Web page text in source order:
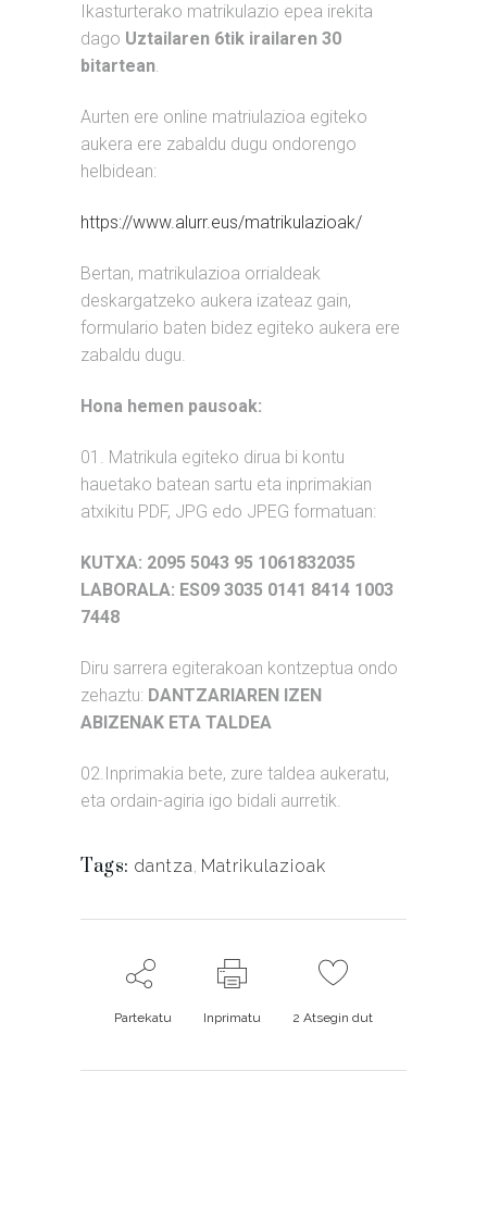
Ikasturterako matrikulazio epea irekita
dago Uztailaren 6tik irailaren 30
bitartean.
Aurten ere online matriulazioa egiteko
aukera ere zabaldu dugu ondorengo
helbidean:
https://www.alurr.eus/matrikulazioak/
Bertan, matrikulazioa orrialdeak
deskargatzeko aukera izateaz gain,
formulario baten bidez egiteko aukera ere
zabaldu dugu.
Hona hemen pausoak:
01. Matrikula egiteko dirua bi kontu
hauetako batean sartu eta inprimakian
atxikitu PDF, JPG edo JPEG formatuan:
KUTXA: 2095 5043 95 1061832035
LABORALA: ES09 3035 0141 8414 1003
7448
Diru sarrera egiterakoan kontzeptua ondo
zehaztu: DANTZARIAREN IZEN
ABIZENAK ETA TALDEA
02.Inprimakia bete, zure taldea aukeratu,
eta ordain-agiria igo bidali aurretik.
Tags: dantza, Matrikulazioak
Partekatu Inprimatu 2 Atsegin dut